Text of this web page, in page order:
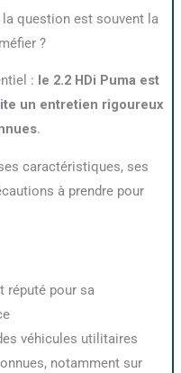
?
: le 2.2 HDi Puma est
un entretien rigoureux
.
à prendre pour
véhicules utilitaires